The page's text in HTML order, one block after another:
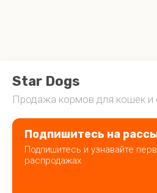
Star Dogs
Продажа кормов для кошек и
Подпишитесь на
Подпишитесь и узнавайте
распродажах